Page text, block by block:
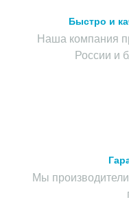
Быстро и
Наша компания
России и
Мы